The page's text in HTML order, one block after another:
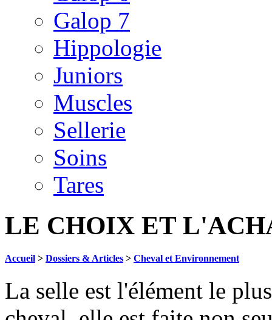
Galop 7
Hippologie
Juniors
Muscles
Sellerie
Soins
Tares
LE CHOIX ET
Accueil > Dossiers & Articles > Cheval et Environnement
La selle est l'élément le